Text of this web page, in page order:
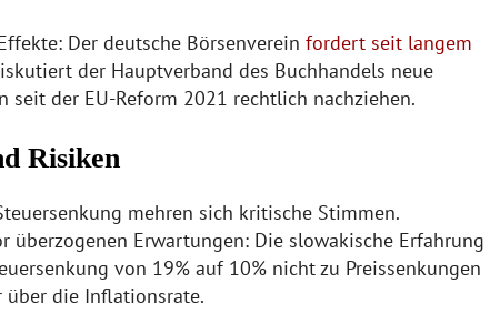
Der deutsche Börsenverein fordert seit langem
der Hauptverband des Buchhandels neue
seit der EU-Reform 2021 rechtlich nachziehen.
Risiken
mehren sich kritische Stimmen.
überzogenen Erwartungen: Die slowakische Erfahrung
von 19% auf 10% nicht zu Preissenkungen
über die Inflationsrate.